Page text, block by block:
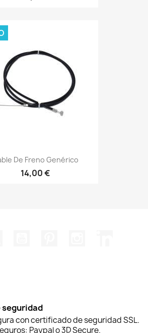
De Freno Genérico
14,00 €
seguridad
con certificado de seguridad SSL.
Paypal o 3D Secure.